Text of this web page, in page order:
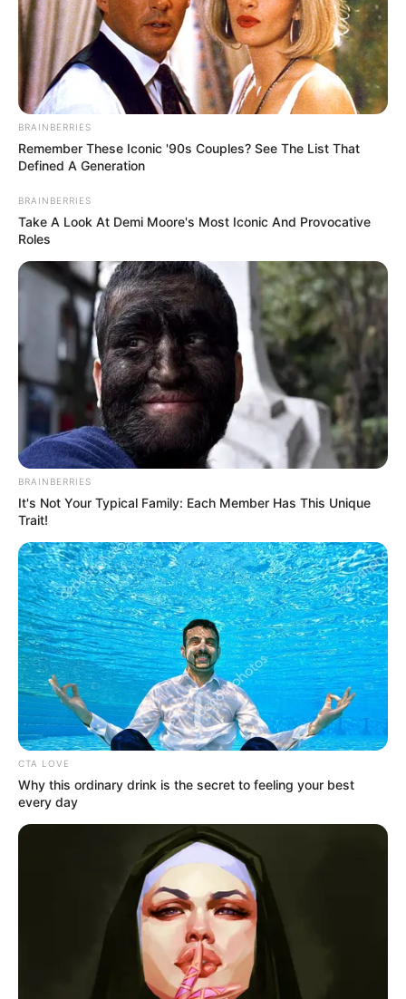
BRAINBERRIES
Remember These Iconic '90s Couples? See The List That
Defined A Generation
BRAINBERRIES
Take A Look At Demi Moore's Most Iconic And Provocative
Roles
BRAINBERRIES
It's Not Your Typical Family: Each Member Has This Unique
Trait!
CTA LOVE
Why this ordinary drink is the secret to feeling your best
every day